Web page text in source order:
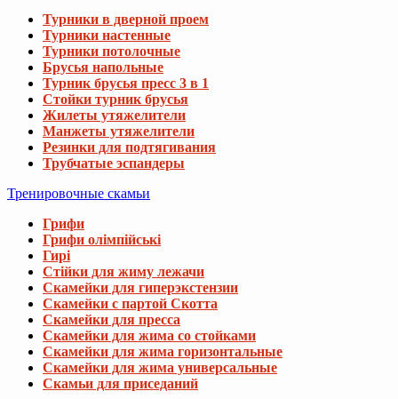
Турники в дверной проем
Турники настенные
Турники потолочные
Брусья напольные
Турник брусья пресс 3 в 1
Стойки турник брусья
Жилеты утяжелители
Манжеты утяжелители
Резинки для подтягивания
Трубчатые эспандеры
Тренировочные скамьи
Грифи
Грифи олімпійські
Гирі
Стійки для жиму лежачи
Скамейки для гиперэкстензии
Скамейки с партой Скотта
Скамейки для пресса
Скамейки для жима со стойками
Скамейки для жима горизонтальные
Скамейки для жима универсальные
Скамьи для приседаний